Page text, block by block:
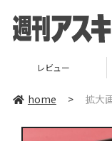
レビュー
home > 拡大